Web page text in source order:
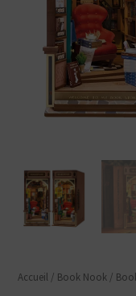
Accueil / Book Nook/